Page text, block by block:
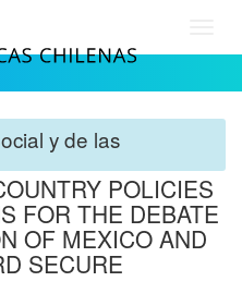
y de las
POLICIES
FOR THE DEBATE
OF MEXICO AND
SECURE